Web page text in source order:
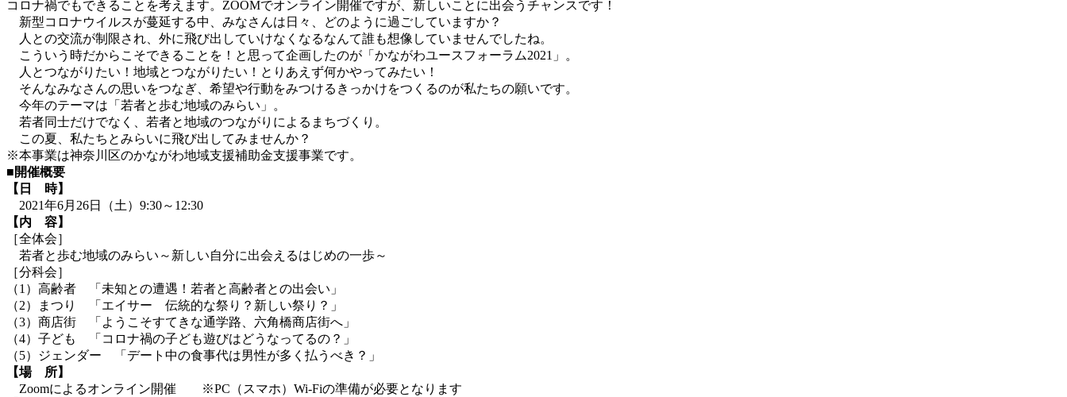
コロナ禍でもできることを考えます。ZOOMでオンライン開催ですが、新しいことに出会うチャンスです！
新型コロナウイルスが蔓延する中、みなさんは日々、どのように過ごしていますか？
人との交流が制限され、外に飛び出していけなくなるなんて誰も想像していませんでしたね。
こういう時だからこそできることを！と思って企画したのが「かながわユースフォーラム2021」。
人とつながりたい！地域とつながりたい！とりあえず何かやってみたい！
そんなみなさんの思いをつなぎ、希望や行動をみつけるきっかけをつくるのが私たちの願いです。
今年のテーマは「若者と歩む地域のみらい」。
若者同士だけでなく、若者と地域のつながりによるまちづくり。
この夏、私たちとみらいに飛び出してみませんか？
※本事業は神奈川区のかながわ地域支援補助金支援事業です。
■開催概要
【日 時】
2021年6月26日（土）9:30～12:30
【内 容】
［全体会］
若者と歩む地域のみらい～新しい自分に出会えるはじめの一歩～
［分科会］
（1）高齢者 「未知との遭遇！若者と高齢者との出会い」
（2）まつり 「エイサー 伝統的な祭り？新しい祭り？」
（3）商店街 「ようこそすてきな通学路、六角橋商店街へ」
（4）子ども 「コロナ禍の子ども遊びはどうなってるの？」
（5）ジェンダー 「デート中の食事代は男性が多く払うべき？」
【場 所】
Zoomによるオンライン開催 ※PC（スマホ）Wi-Fiの準備が必要となります